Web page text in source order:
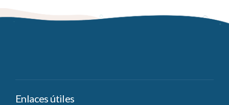
Enlaces útiles